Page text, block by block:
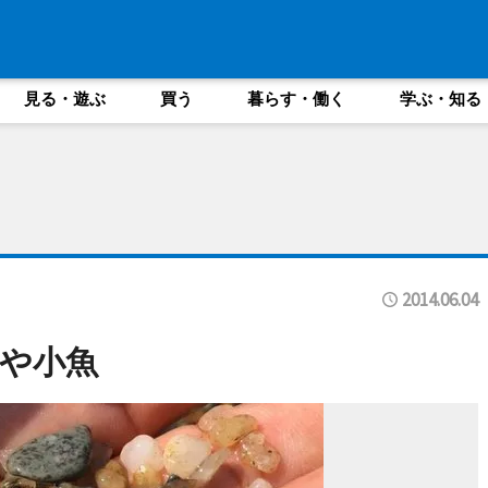
見る・遊ぶ 買う 暮らす・働く 学ぶ・知る
2014.06.04
小魚